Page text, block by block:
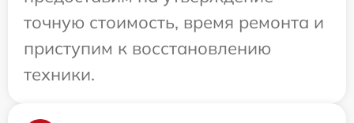
точную стоимость, время ремонта и
приступим к восстановлению
техники.